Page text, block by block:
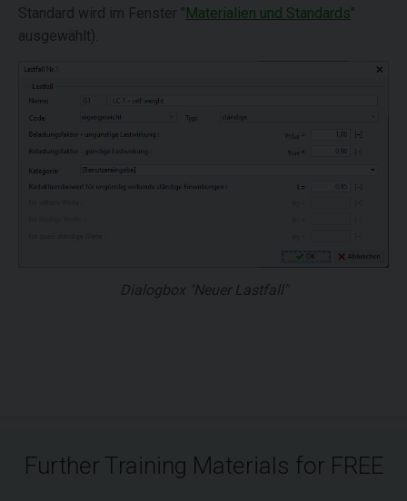
Standard wird im Fenster "Materialien und Standards"
ausgewählt).
Dialogbox "Neuer Lastfall"
Further Training Materials for FREE